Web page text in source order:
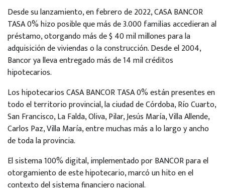
Desde su lanzamiento, en febrero de 2022, CASA BANCOR
TASA 0% hizo posible que más de 3.000 familias accedieran al
préstamo, otorgando más de $ 40 mil millones para la
adquisición de viviendas o la construcción. Desde el 2004,
Bancor ya lleva entregado más de 14 mil créditos
hipotecarios.
Los hipotecarios CASA BANCOR TASA 0% están presentes en
todo el territorio provincial, la ciudad de Córdoba, Río Cuarto,
San Francisco, La Falda, Oliva, Pilar, Jesús María, Villa Allende,
Carlos Paz, Villa María, entre muchas más a lo largo y ancho
de toda la provincia.
El sistema 100% digital, implementado por BANCOR para el
otorgamiento de este hipotecario, marcó un hito en el
contexto del sistema financiero nacional.